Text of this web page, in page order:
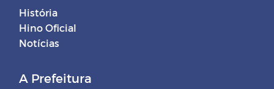
História
Hino Oficial
Notícias
A Prefeitura